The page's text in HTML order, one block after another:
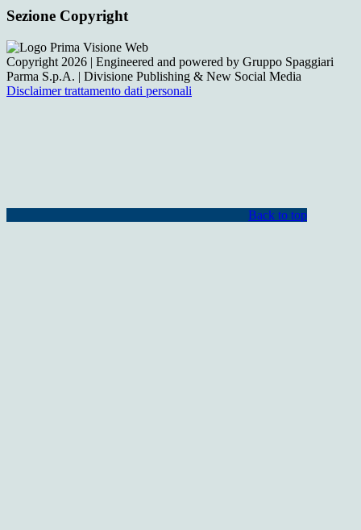
Sezione Copyright
Copyright 2026 | Engineered and powered by Gruppo Spaggiari
Parma S.p.A. | Divisione Publishing & New Social Media
Disclaimer trattamento dati personali
Back to top